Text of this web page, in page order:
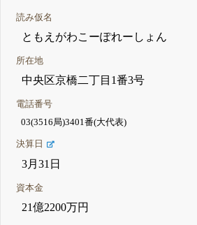
読み仮名
ともえがわこーぽれーしょん
所在地
中央区京橋二丁目1番3号
電話番号
03(3516局)3401番(大代表)
決算日
3月31日
資本金
21億2200万円